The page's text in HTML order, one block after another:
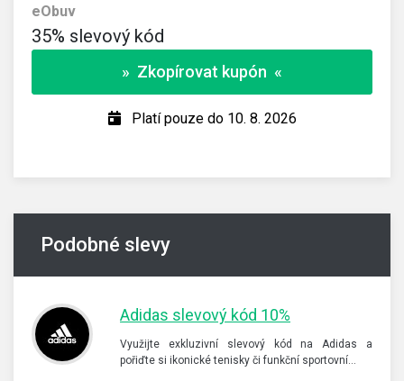
eObuv
35% slevový kód
» Zkopírovat kupón «
Platí pouze do 10. 8. 2026
Podobné slevy
Adidas slevový kód 10%
Využijte exkluzivní slevový kód na Adidas a
pořiďte si ikonické tenisky či funkční sportovní…